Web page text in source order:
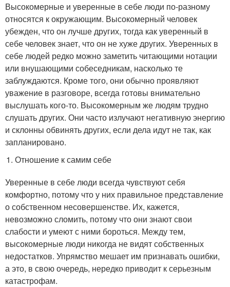
Высокомерные и уверенные в себе люди по-разному
относятся к окружающим. Высокомерный человек
убежден, что он лучше других, тогда как уверенный в
себе человек знает, что он не хуже других. Уверенных в
себе людей редко можно заметить читающими нотации
или внушающими собеседникам, насколько те
заблуждаются. Кроме того, они обычно проявляют
уважение в разговоре, всегда готовы внимательно
выслушать кого-то. Высокомерным же людям трудно
слушать других. Они часто излучают негативную энергию
и склонны обвинять других, если дела идут не так, как
запланировано.
Отношение к самим себе
Уверенные в себе люди всегда чувствуют себя
комфортно, потому что у них правильное представление
о собственном несовершенстве. Их, кажется,
невозможно сломить, потому что они знают свои
слабости и умеют с ними бороться. Между тем,
высокомерные люди никогда не видят собственных
недостатков. Упрямство мешает им признавать ошибки,
а это, в свою очередь, нередко приводит к серьезным
катастрофам.